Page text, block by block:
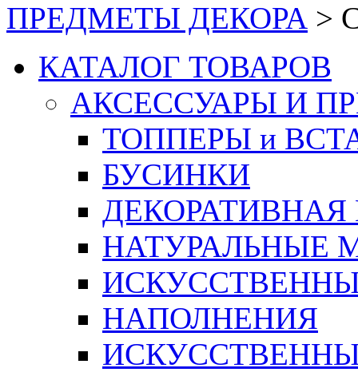
ПРЕДМЕТЫ ДЕКОРА >
КАТАЛОГ ТОВАРОВ
АКСЕССУАРЫ И
ТОППЕРЫ и
БУСИНКИ
ДЕКОРАТИВНАЯ
НАТУРАЛЬНЫЕ
НАПОЛНЕНИЯ